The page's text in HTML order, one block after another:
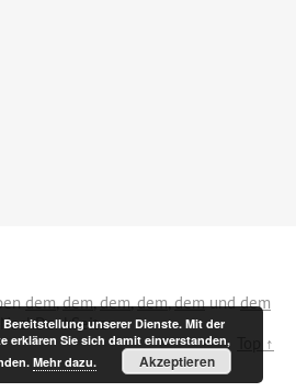
dem,dem,dem,dem,demunddem
Top ↑
unserer Dienste. Mit der
erklären Sie sich damit einverstanden,
Mehr dazu. Akzeptieren